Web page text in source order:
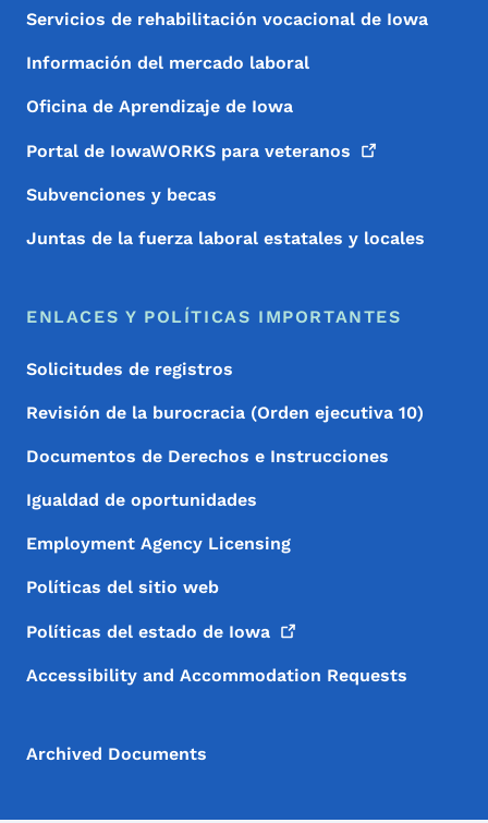
Servicios de rehabilitación vocacional de Iowa
Información del mercado laboral
Oficina de Aprendizaje de Iowa
Portal de IowaWORKS para veteranos
Subvenciones y becas
Juntas de la fuerza laboral estatales y locales
ENLACES Y POLÍTICAS IMPORTANTES
Solicitudes de registros
Revisión de la burocracia (Orden ejecutiva 10)
Documentos de Derechos e Instrucciones
Igualdad de oportunidades
Employment Agency Licensing
Políticas del sitio web
Políticas del estado de Iowa
Accessibility and Accommodation Requests
Archived Documents